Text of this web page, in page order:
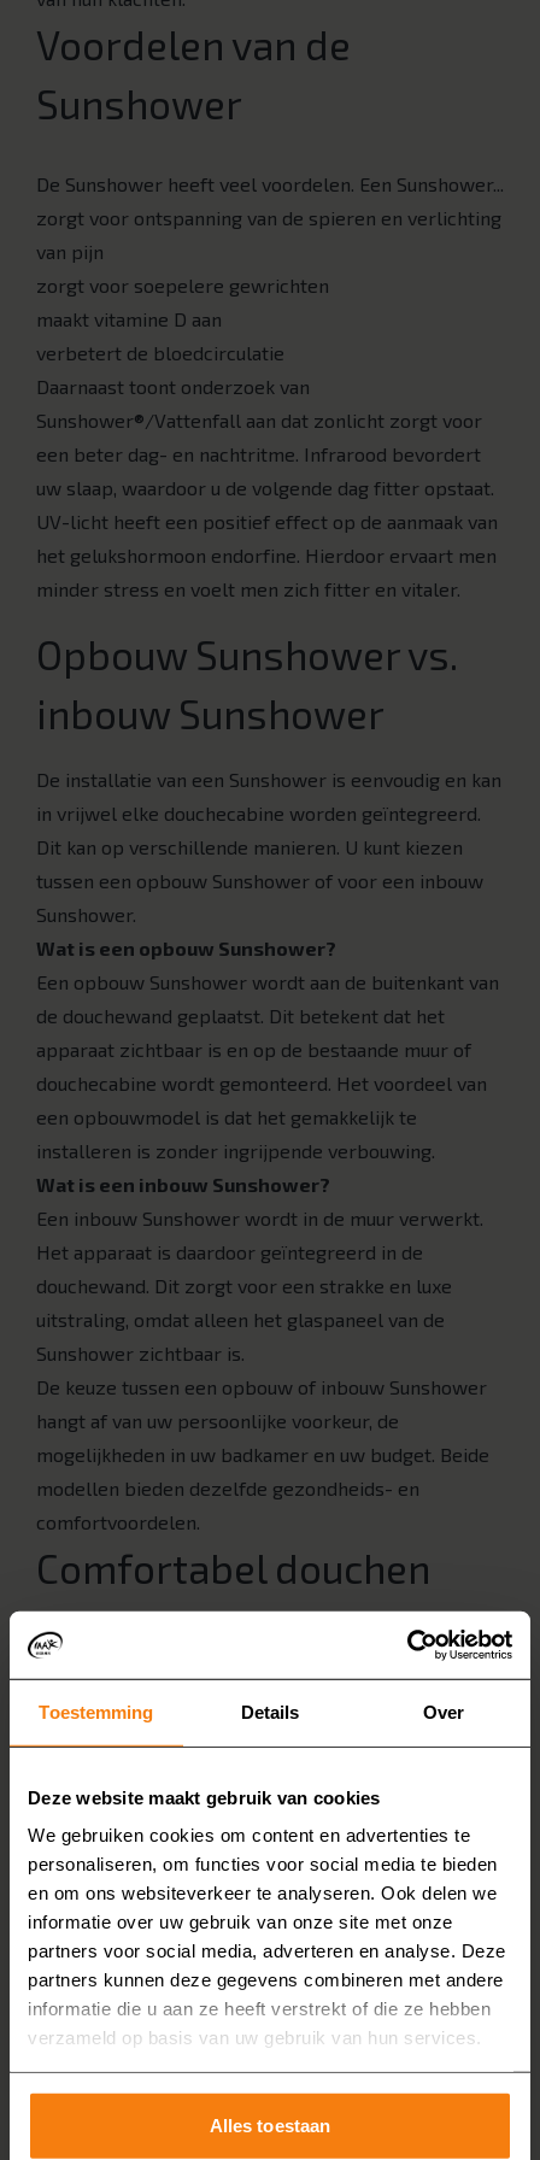
Toestemming Details Over
Deze website maakt gebruik van cookies
We gebruiken cookies om content en advertenties te
personaliseren, om functies voor social media te bieden
en om ons websiteverkeer te analyseren. Ook delen we
informatie over uw gebruik van onze site met onze
partners voor social media, adverteren en analyse. Deze
partners kunnen deze gegevens combineren met andere
informatie die u aan ze heeft verstrekt of die ze hebben
verzameld op basis van uw gebruik van hun services.
Alles toestaan
Voordelen van de
Sunshower
De Sunshower heeft veel voordelen. Een Sunshower...
zorgt voor ontspanning van de spieren en verlichting
van pijn
zorgt voor soepelere gewrichten
maakt vitamine D aan
verbetert de bloedcirculatie
Daarnaast toont onderzoek van
Sunshower®/Vattenfall aan dat zonlicht zorgt voor
een beter dag- en nachtritme. Infrarood bevordert
uw slaap, waardoor u de volgende dag fitter opstaat.
UV-licht heeft een positief effect op de aanmaak van
het gelukshormoon endorfine. Hierdoor ervaart men
minder stress en voelt men zich fitter en vitaler.
Opbouw Sunshower vs.
inbouw Sunshower
De installatie van een Sunshower is eenvoudig en kan
in vrijwel elke douchecabine worden geïntegreerd.
Dit kan op verschillende manieren. U kunt kiezen
tussen een opbouw Sunshower of voor een inbouw
Sunshower.
Wat is een opbouw Sunshower?
Een opbouw Sunshower wordt aan de buitenkant van
de douchewand geplaatst. Dit betekent dat het
apparaat zichtbaar is en op de bestaande muur of
douchecabine wordt gemonteerd. Het voordeel van
een opbouwmodel is dat het gemakkelijk te
installeren is zonder ingrijpende verbouwing.
Wat is een inbouw Sunshower?
Een inbouw Sunshower wordt in de muur verwerkt.
Het apparaat is daardoor geïntegreerd in de
douchewand. Dit zorgt voor een strakke en luxe
uitstraling, omdat alleen het glaspaneel van de
Sunshower zichtbaar is.
De keuze tussen een opbouw of inbouw Sunshower
hangt af van uw persoonlijke voorkeur, de
mogelijkheden in uw badkamer en uw budget. Beide
modellen bieden dezelfde gezondheids- en
comfortvoordelen.
Comfortabel douchen
met een Sunshower
Het gebruik van de Sunshower is simpel: met één
druk op de knop activeert u het licht. U stelt zelf de
uw persoonlijke voorkeur en behoefte aan.
Ontvang nu tot €
Profiteer nu van de kortingsactie bij MAX